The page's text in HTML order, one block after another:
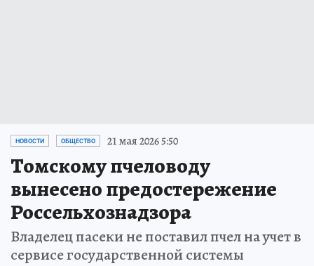
НОВОСТИ ОБЩЕСТВО 21 мая 2026 5:50
Томскому пчеловоду
вынесено предостережение
Россельхознадзора
Владелец пасеки не поставил пчел на учет в
сервисе государственной системы